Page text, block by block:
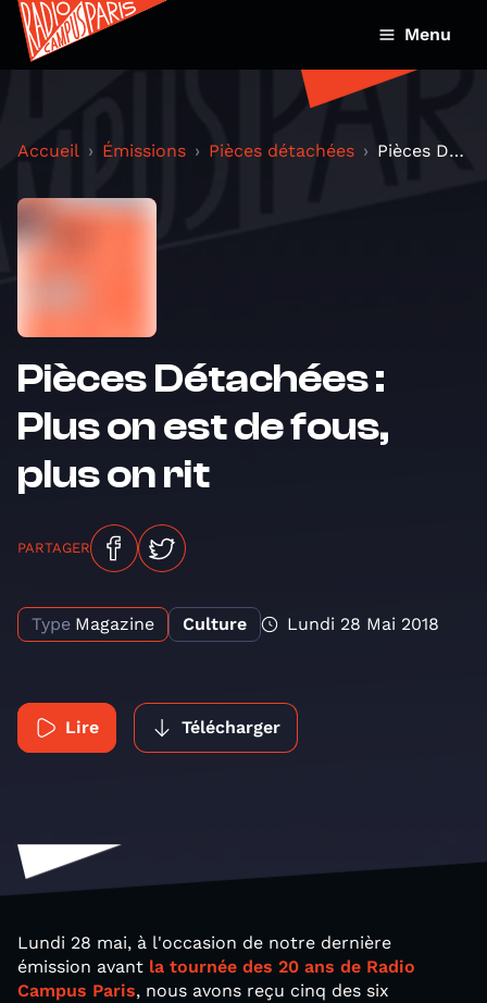
Menu
Accueil Émissions Pièces détachées Pièces Détachées : Plus on est de fous, plus on ri...
Pièces Détachées :
Plus on est de fous,
plus on rit
PARTAGER
Type Magazine Culture Lundi 28 Mai 2018
Lire Télécharger
Lundi 28 mai, à l'occasion de notre dernière
émission avant la tournée des 20 ans de Radio
Campus Paris, nous avons reçu cinq des six